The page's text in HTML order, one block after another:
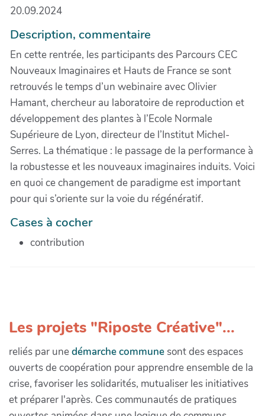
20.09.2024
Description, commentaire
En cette rentrée, les participants des Parcours CEC
Nouveaux Imaginaires et Hauts de France se sont
retrouvés le temps d’un webinaire avec Olivier
Hamant, chercheur au laboratoire de reproduction et
développement des plantes à l’Ecole Normale
Supérieure de Lyon, directeur de l’Institut Michel-
Serres. La thématique : le passage de la performance à
la robustesse et les nouveaux imaginaires induits. Voici
en quoi ce changement de paradigme est important
pour qui s’oriente sur la voie du régénératif.
Cases à cocher
contribution